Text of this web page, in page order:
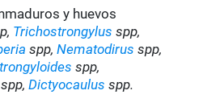
y huevos
Trichostrongylus spp,
spp,Nematodirus spp,
spp,
spp,Dictyocaulus spp.